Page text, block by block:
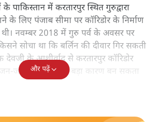
के पाकिस्तान में करतारपुर स्थित गुरुद्वारा
के लिए पंजाब सीमा पर कॉरिडोर के निर्माण
नवम्बर 2018 में गुरु पर्व के अवसर पर
सोचा था कि बर्लिन की दीवार गिर सकती
के आशीर्वाद से करतारपुर कॉरिडोर
जन को जोड़ने का बड़ा कारण बन सकता
और पढ़ें